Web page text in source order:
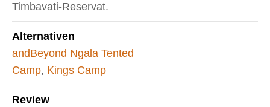
Timbavati-Reservat.
Alternativen
andBeyond Ngala Tented
Camp, Kings Camp
Review